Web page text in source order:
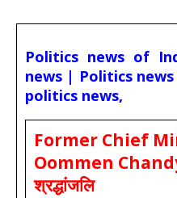
Politics news of
news | Politics
politics news,
Former Chief
Oommen Chandy
श्रद्धांजलि